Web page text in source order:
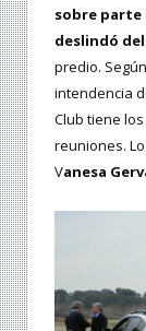
sobre parte
deslindó
predio.
intendencia
Club tiene
reuniones.
Vanesa